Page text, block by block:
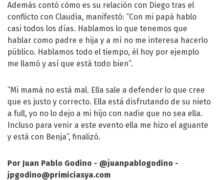
Además contó cómo es su relación con Diego tras el
conflicto con Claudia, manifestó: “Con mi papá hablo
casi todos los días. Hablamos lo que tenemos que
hablar como padre e hija y a mí no me interesa hacerlo
público. Hablamos todo el tiempo, él hoy por ejemplo
me llamó y así que está todo bien”.
“Mi mamá no está mal. Ella sale a defender lo que cree
que es justo y correcto. Ella está disfrutando de su nieto
a full, yo no lo dejo a mi hijo con nadie que no sea ella.
Incluso para venir a este evento ella me hizo el aguante
y está con Benja”, finalizó.
Por Juan Pablo Godino - @juanpablogodino -
jpgodino@primiciasya.com